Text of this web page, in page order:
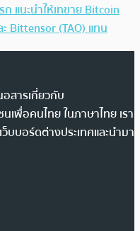
แนะนำให้เทขาย Bitcoin
Bittensor (TAO) แทน
สารเกี่ยวกับ
เพื่อคนไทย ในภาษาไทย เรา
บบอร์ดต่างประเทศและนำมา